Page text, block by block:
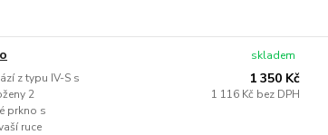
z typu IV-S s
2
prkno s
ruce
1 350 Kč
1 116 Kč bez DPH
skladem